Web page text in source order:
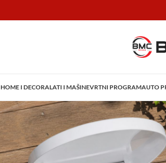
HOME I DECORALATI I MAŠINEVRTNI PROGRAMAUTO